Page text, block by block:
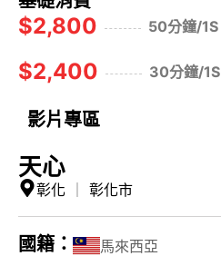
$2,800 50分鐘/1S
$2,400 30分鐘/1S
影片專區
天心
彰化 彰化市
國籍： 馬來西亞